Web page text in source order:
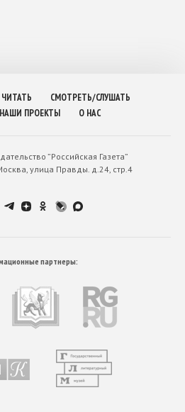
ЧИТАТЬ
СМОТРЕТЬ/СЛУШАТЬ
НАШИ ПРОЕКТЫ О НАС
”Российская Газета”
улица Правды. д.24, стр.4
партнеры: